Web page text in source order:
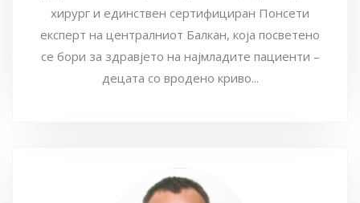
хирург и единствен сертифициран Понсети
експерт на централниот Балкан, која посветено
се бори за здравјето на најмладите пациенти –
децата со вродено криво...